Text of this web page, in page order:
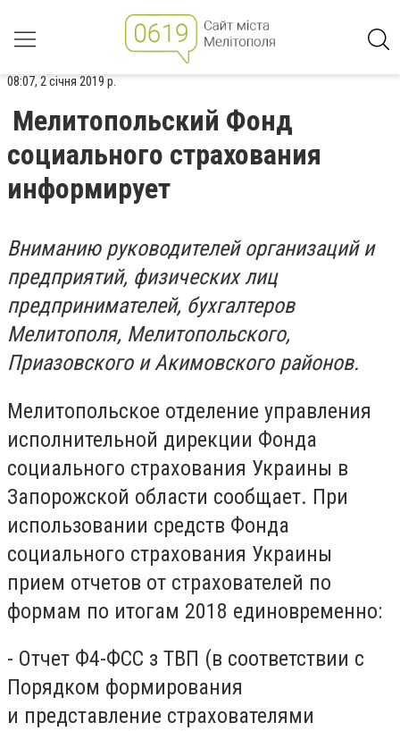
08:07, 2 січня 2019 р.
Мелитопольский Фонд
социального страхования
информирует
Вниманию руководителей организаций и
предприятий, физических лиц
предпринимателей, бухгалтеров
Мелитополя, Мелитопольского,
Приазовского и Акимовского районов.
Мелитопольское отделение управления
исполнительной дирекции Фонда
социального страхования Украины в
Запорожской области сообщает. При
использовании средств Фонда
социального страхования Украины
прием отчетов от страхователей по
формам по итогам 2018 единовременно:
- Отчет Ф4-ФСС з ТВП (в соответствии с
Порядком формирования
и представление страхователями